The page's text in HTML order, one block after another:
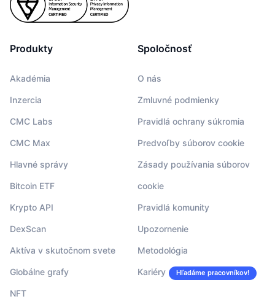
Produkty
Akadémia
Inzercia
CMC Labs
CMC Max
Hlavné správy
Bitcoin ETF
Krypto API
DexScan
Aktíva v skutočnom svete
Globálne grafy
NFT
Spoločnosť
O nás
Zmluvné podmienky
Pravidlá ochrany súkromia
Predvoľby súborov cookie
Zásady používania súborov
cookie
Pravidlá komunity
Upozornenie
Metodológia
Kariéry Hľadáme pracovníkov!